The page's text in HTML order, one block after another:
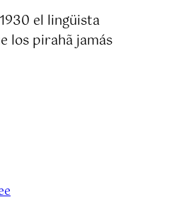
el lingüista
los pirahã jamás